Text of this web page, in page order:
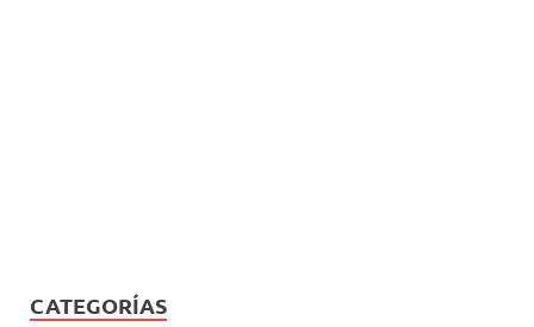
CATEGORÍAS